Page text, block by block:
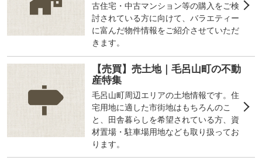
古住宅・中古マンション等の購入をご検
討されている方に向けて、バラエティー
に富んだ物件情報をご紹介させていただ
きます。
【売買】売土地｜毛呂山町の不動
産特集
毛呂山町周辺エリアの土地情報です。住
宅用地に適した市街地はもちろんのこ
と、田舎暮らしを希望されている方、資
材置場・駐車場用地なども取り扱ってお
ります。